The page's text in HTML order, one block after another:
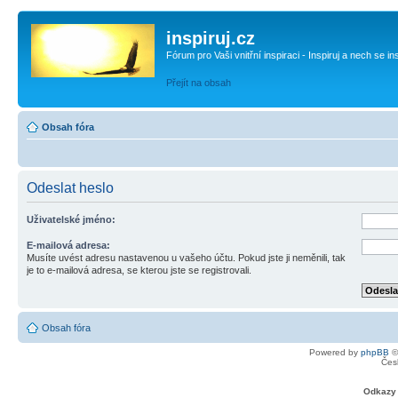
inspiruj.cz
Fórum pro Vaši vnitřní inspiraci - Inspiruj a nech se
Přejít na obsah
Obsah fóra
Odeslat heslo
Uživatelské jméno:
E-mailová adresa:
Musíte uvést adresu nastavenou u vašeho účtu. Pokud jste ji neměnili, tak
je to e-mailová adresa, se kterou jste se registrovali.
Obsah fóra
Powered by phpBB